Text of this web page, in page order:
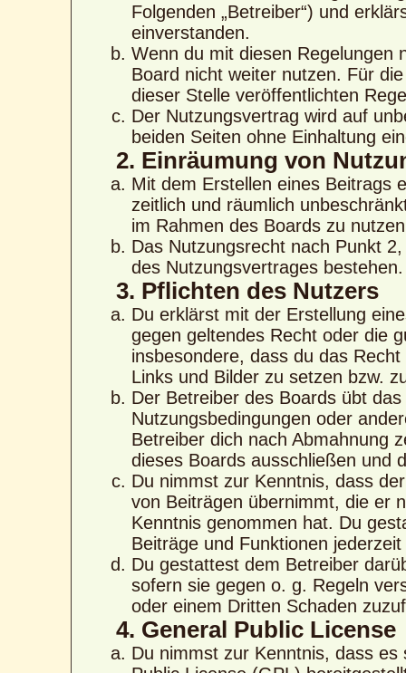
Folgenden „Betreiber“) und
einverstanden.
Wenn du mit diesen Regelungen
Board nicht weiter nutzen. Für
dieser Stelle veröffentlichten
Der Nutzungsvertrag wird auf
beiden Seiten ohne Einhaltung
2. Einräumung von
Mit dem Erstellen eines Beitrags
zeitlich und räumlich
im Rahmen des Boards zu
Das Nutzungsrecht nach Punkt
des Nutzungsvertrages bestehen.
3. Pflichten des Nutzers
Du erklärst mit der Erstellung
gegen geltendes Recht oder die
insbesondere, dass du das
Links und Bilder zu setzen bzw.
Der Betreiber des Boards übt
Nutzungsbedingungen oder
Betreiber dich nach Abmahnung
dieses Boards ausschließen und
Du nimmst zur Kenntnis, dass
von Beiträgen übernimmt, die er
Kenntnis genommen hat. Du
Beiträge und Funktionen
Du gestattest dem Betreiber
sofern sie gegen o. g. Regeln
oder einem Dritten Schaden
4. General Public License
Du nimmst zur Kenntnis, dass